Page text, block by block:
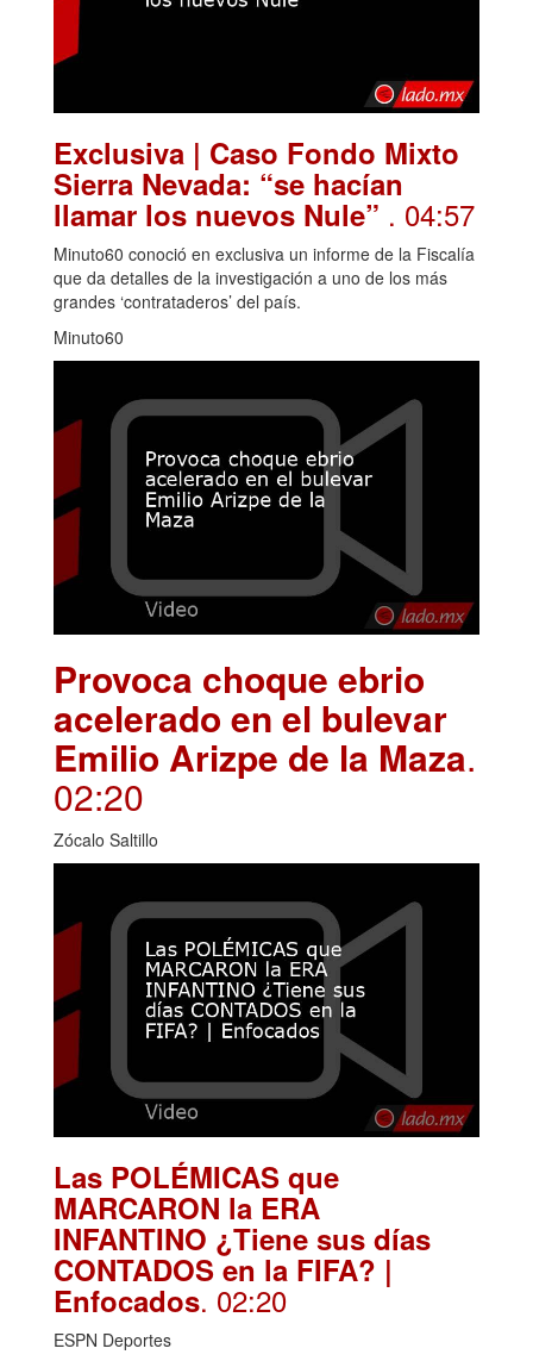
Exclusiva | Caso Fondo Mixto
Sierra Nevada: “se hacían
llamar los nuevos Nule” . 04:57
Minuto60 conoció en exclusiva un informe de la Fiscalía
que da detalles de la investigación a uno de los más
grandes ‘contrataderos’ del país.
Minuto60
Provoca choque ebrio
acelerado en el bulevar
Emilio Arizpe de la Maza.
02:20
Zócalo Saltillo
Las POLÉMICAS que
MARCARON la ERA
INFANTINO ¿Tiene sus días
CONTADOS en la FIFA? |
Enfocados. 02:20
ESPN Deportes